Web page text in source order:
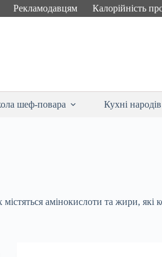
Рекламодавцям Калорійність
шеф-повара Кухні народів
амінокислоти та жири, які